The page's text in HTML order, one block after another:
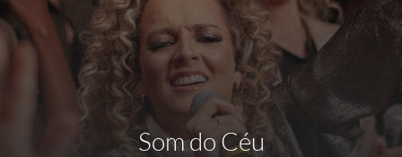
Som do Céu